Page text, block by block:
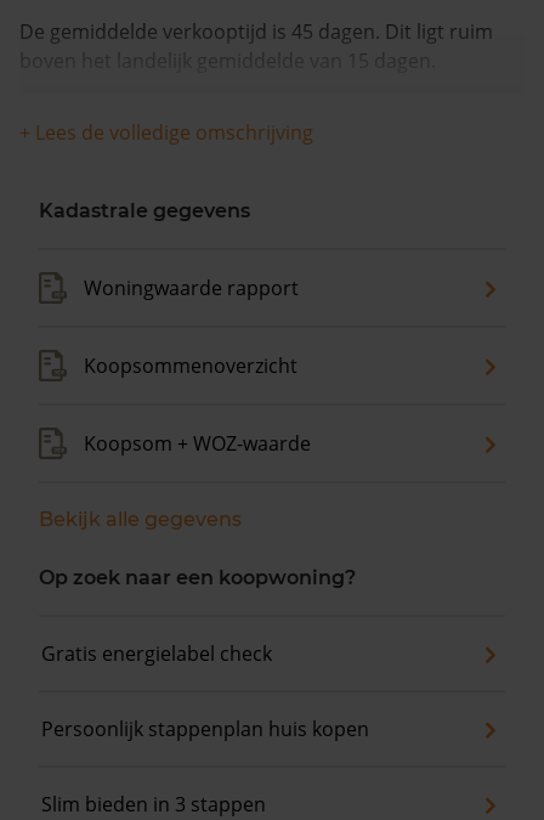
De gemiddelde verkooptijd is 45 dagen. Dit ligt ruim
boven het landelijk gemiddelde van 15 dagen.
De gemiddelde huizenprijs is €194.500. De gemiddelde
vraagprijs is €194.500. In de afgelopen 12 maanden is
+ Lees de volledige omschrijving
Kadastrale gegevens
Woningwaarde rapport
Koopsommenoverzicht
Koopsom + WOZ-waarde
Bekijk alle gegevens
Op zoek naar een koopwoning?
Gratis energielabel check
Persoonlijk stappenplan huis kopen
Slim bieden in 3 stappen